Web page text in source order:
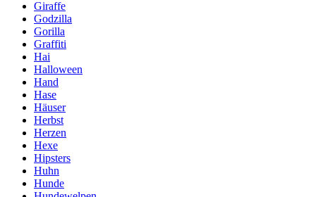
Giraffe
Godzilla
Gorilla
Graffiti
Hai
Halloween
Hand
Hase
Häuser
Herbst
Herzen
Hexe
Hipsters
Huhn
Hunde